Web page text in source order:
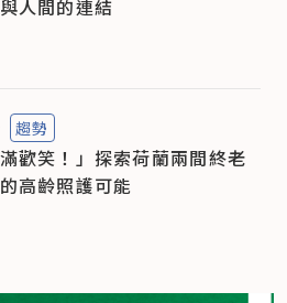
人間的連結
趨勢
歡笑！」探索荷蘭兩間終老
高齡照護可能